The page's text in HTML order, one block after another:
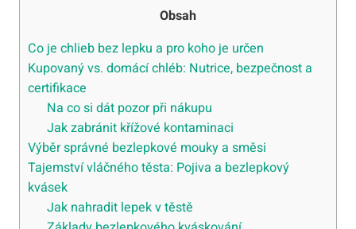
Obsah
Co je chlieb bez lepku a pro koho je určen
Kupovaný vs. domácí chléb: Nutrice, bezpečnost a
certifikace
Na co si dát pozor při nákupu
Jak zabránit křížové kontaminaci
Výběr správné bezlepkové mouky a směsi
Tajemství vláčného těsta: Pojiva a bezlepkový
kvásek
Jak nahradit lepek v těstě